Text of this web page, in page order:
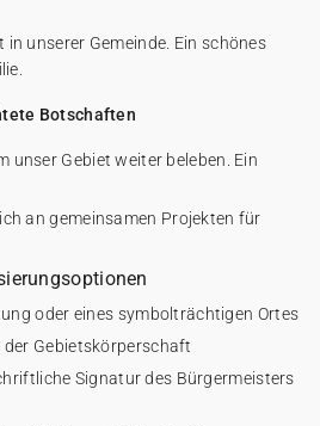
unserer Gemeinde. Ein schönes
Botschaften
unser Gebiet weiter beleben. Ein
an gemeinsamen Projekten für
oder eines symbolträchtigen Ortes
der Gebietskörperschaft
Signatur des Bürgermeisters